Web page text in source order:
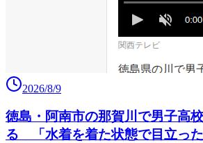
2026/8/9
徳島・阿南市の那賀川で男子高
る 「水着を着た状態で目立っ